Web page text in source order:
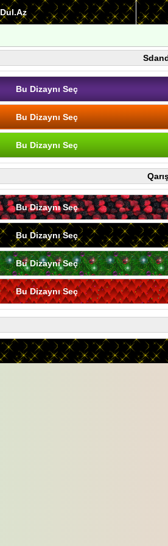
Dul.Az
Bu Dizaynı Seç
Bu Dizaynı Seç
Bu Dizaynı Seç
Bu Dizaynı Seç
Bu Dizaynı Seç
Bu Dizaynı Seç
Bu Dizaynı Seç